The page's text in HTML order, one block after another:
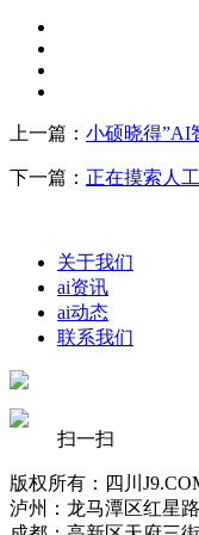
上一篇： 小硕晓得”AI
下一篇： 正在摸索人
关于我们
ai资讯
ai动态
联系我们
扫一扫
版权所有：四川
泸州：龙马潭区红星